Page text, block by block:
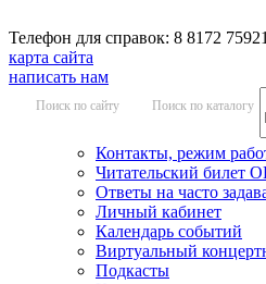
Телефон для справок: 8 8172
карта сайта
написать нам
Поиск по сайту Поиск по каталогу
Контакты, режим
Читательский
Ответы на часто
Личный кабинет
Календарь событий
Виртуальный
Подкасты